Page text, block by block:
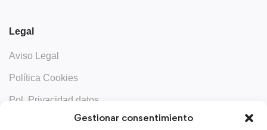
Gestionar consentimiento
Legal
Aviso Legal
Política Cookies
Pol. Privacidad datos